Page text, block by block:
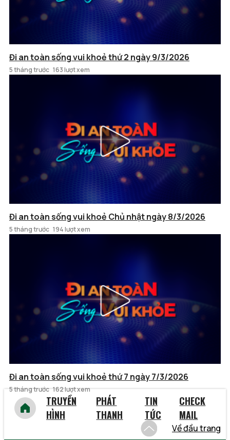
Đi an toàn sống vui khoẻ thứ 2 ngày 9/3/2026
5 tháng trước 163 lượt xem
Đi an toàn sống vui khoẻ Chủ nhật ngày 8/3/2026
5 tháng trước 194 lượt xem
Đi an toàn sống vui khoẻ thứ 7 ngày 7/3/2026
5 tháng trước 162 lượt xem
TRUYỀN
HÌNH
PHÁT
THANH
TIN
TỨC
CHECK
MAIL
Về đầu trang